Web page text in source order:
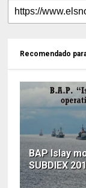
Recomendado
BAP Islay
SUBDIEX